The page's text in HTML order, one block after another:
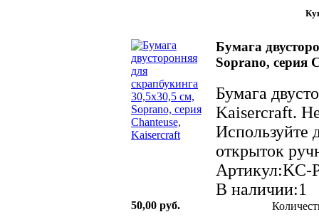
Бумага
Soprano, серия
Бумага
Kaisercraft.
Используйте
открыток
Артикул:KC-
В наличии:1
50,00 руб.